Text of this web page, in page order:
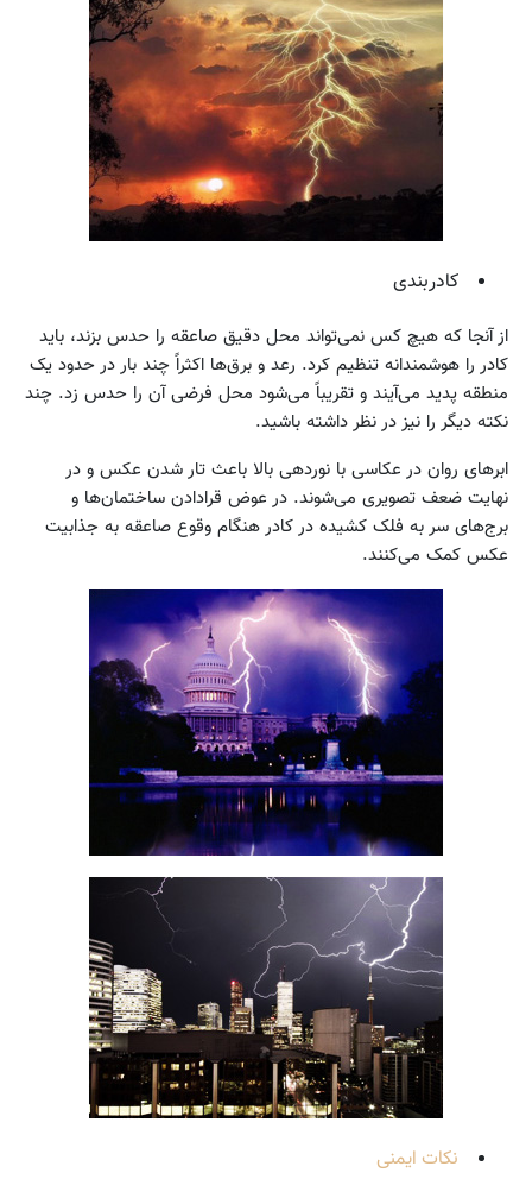
کادربندی
از آنجا که هیچ کس نمی‌تواند محل دقیق صاعقه را حدس بزند، باید
کادر را هوشمندانه تنظیم کرد. رعد و برق‌ها اکثراً چند بار در حدود یک
منطقه پدید می‌آیند و تقریباً می‌شود محل فرضی آن را حدس زد. چند
نکته دیگر را نیز در نظر داشته باشید.
ابرهای روان در عکاسی با نوردهی بالا باعث تار شدن عکس و در
نهایت ضعف تصویری می‌شوند. در عوض قرادادن ساختمان‌ها و
برج‌های سر به فلک کشیده در کادر هنگام وقوع صاعقه به جذابیت
عکس کمک می‌کنند.
نکات ایمنی